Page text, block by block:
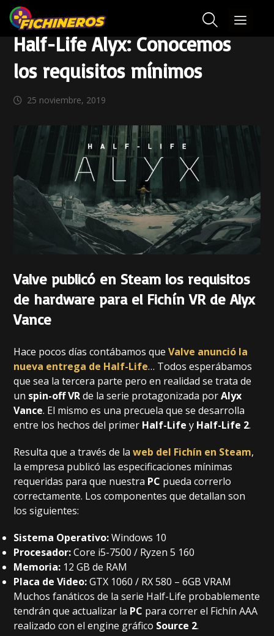
Half-Life Alyx: Conocemos
los requisitos mínimos
25 noviembre, 2019
Valve publicó en Steam los requisitos
de hardware para el Fichín VR de Alyx
Vance
Hace pocos días contábamos queValve anunció la
nueva entrega de Half-Life… Todos esperábamos
que sea la tercera parte pero en realidad se trata de
un spin-off VRde la serie protagonizada porAlyx
Vance. El mismo es una precuela que se desarrolla
entre los hechos del primer Half-Life y Half-Life 2.
Resulta que a través de laweb del Fichín en Steam,
la empresa publicó las especificaciones mínimas
requeridas para que nuestra PC pueda correrlo
correctamente. Los componentes que detallan son
los siguientes:
Sistema Operativo:Windows 10
Procesador:Core i5-7500 / Ryzen 5 160
Memoria: 12 GB de RAM
Placa de Video:GTX 1060 / RX 580 – 6GB VRAM
Muchos fanáticos de la serie Half-Life probablemente
tendrán que actualizar la PC para correr el Fichín AAA
realizado con el engine gráfico Source 2.